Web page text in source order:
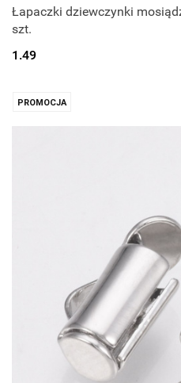
Łapaczki dziewczynki
szt.
1.49
PROMOCJA